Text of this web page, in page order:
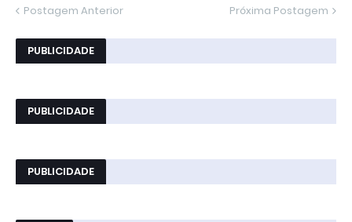
Postagem Anterior Próxima Postagem
PUBLICIDADE
PUBLICIDADE
PUBLICIDADE